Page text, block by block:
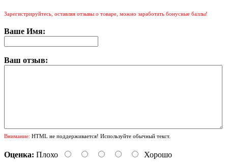
Зарегистрируйтесь, оставляя отзывы о товаре, можно заработать бонусные баллы!
Ваше Имя:
Ваш отзыв:
Внимание: HTML не поддерживается! Используйте обычный текст.
Оценка: Плохо Хорошо